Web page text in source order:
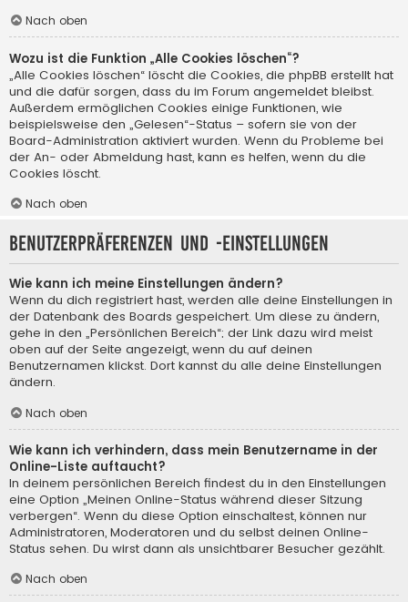
Nach oben
Wozu ist die Funktion „Alle Cookies löschen“?
„Alle Cookies löschen“ löscht die Cookies, die phpBB erstellt hat
und die dafür sorgen, dass du im Forum angemeldet bleibst.
Außerdem ermöglichen Cookies einige Funktionen, wie
beispielsweise den „Gelesen“-Status – sofern sie von der
Board-Administration aktiviert wurden. Wenn du Probleme bei
der An- oder Abmeldung hast, kann es helfen, wenn du die
Cookies löscht.
Nach oben
Benutzerpräferenzen und -einstellungen
Wie kann ich meine Einstellungen ändern?
Wenn du dich registriert hast, werden alle deine Einstellungen in
der Datenbank des Boards gespeichert. Um diese zu ändern,
gehe in den „Persönlichen Bereich“; der Link dazu wird meist
oben auf der Seite angezeigt, wenn du auf deinen
Benutzernamen klickst. Dort kannst du alle deine Einstellungen
ändern.
Nach oben
Wie kann ich verhindern, dass mein Benutzername in der
Online-Liste auftaucht?
In deinem persönlichen Bereich findest du in den Einstellungen
eine Option „Meinen Online-Status während dieser Sitzung
verbergen“. Wenn du diese Option einschaltest, können nur
Administratoren, Moderatoren und du selbst deinen Online-
Status sehen. Du wirst dann als unsichtbarer Besucher gezählt.
Nach oben